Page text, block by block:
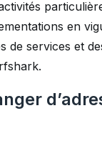
en
de services et